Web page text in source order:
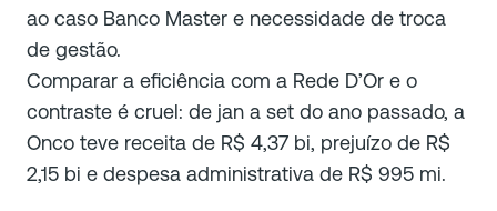
ao caso Banco Master e necessidade de troca
de gestão.
Comparar a eficiência com a Rede D’Or e o
contraste é cruel: de jan a set do ano passado, a
Onco teve receita de R$ 4,37 bi, prejuízo de R$
2,15 bi e despesa administrativa de R$ 995 mi.